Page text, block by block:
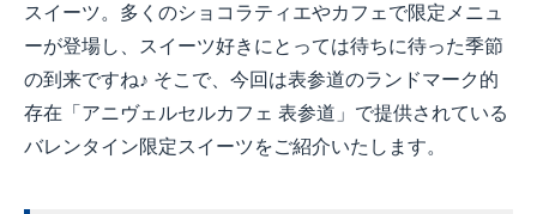
スイーツ。多くのショコラティエやカフェで限定メニュ
ーが登場し、スイーツ好きにとっては待ちに待った季節
の到来ですね♪ そこで、今回は表参道のランドマーク的
存在「アニヴェルセルカフェ 表参道」で提供されている
バレンタイン限定スイーツをご紹介いたします。